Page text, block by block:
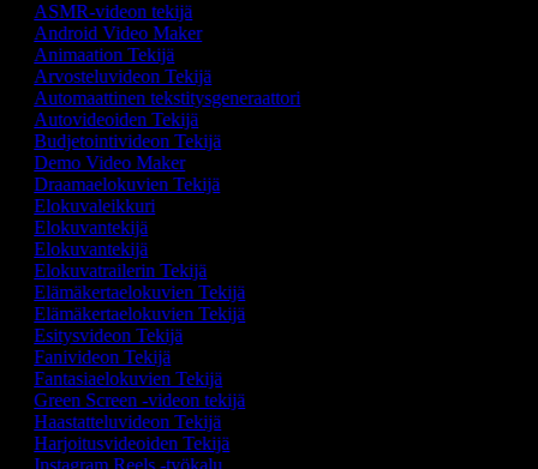
ASMR-videon tekijä
Android Video Maker
Animaation Tekijä
Arvosteluvideon Tekijä
Automaattinen tekstitysgeneraattori
Autovideoiden Tekijä
Budjetointivideon Tekijä
Demo Video Maker
Draamaelokuvien Tekijä
Elokuvaleikkuri
Elokuvantekijä
Elokuvantekijä
Elokuvatrailerin Tekijä
Elämäkertaelokuvien Tekijä
Elämäkertaelokuvien Tekijä
Esitysvideon Tekijä
Fanivideon Tekijä
Fantasiaelokuvien Tekijä
Green Screen -videon tekijä
Haastatteluvideon Tekijä
Harjoitusvideoiden Tekijä